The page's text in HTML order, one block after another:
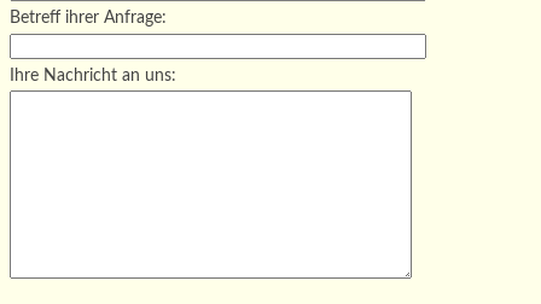
Betreff ihrer Anfrage:
Ihre Nachricht an uns: